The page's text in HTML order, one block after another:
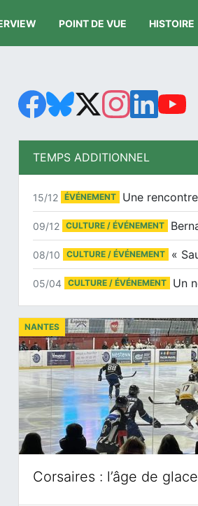
POINT DE VUE HISTOIRE
TEMPS ADDITIONNEL
15/12 ÉVÉNEMENT
09/12 CULTURE / ÉVÉNEMENT
08/10 CULTURE / ÉVÉNEMENT
05/04 CULTURE / ÉVÉNEMENT
Corsaires : l’âge de glace
NANTES